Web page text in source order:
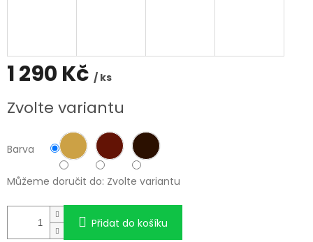
1 290 Kč / ks
cena:
Zvolte variantu
Barva
Můžeme doručit do: Zvolte variantu
Přidat do košíku